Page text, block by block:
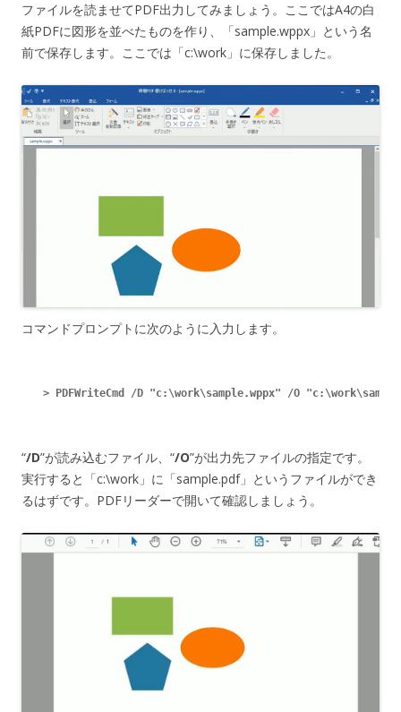
ファイルを読ませてPDF出力してみましょう。ここではA4の白
紙PDFに図形を並べたものを作り、「sample.wppx」という名
前で保存します。ここでは「c:\work」に保存しました。
コマンドプロンプトに次のように入力します。
> PDFWriteCmd /D "c:\work\sample.wppx" /O
“/D”が読み込むファイル、“/O”が出力先ファイルの指定です。
実行すると「c:\work」に「sample.pdf」というファイルができ
るはずです。PDFリーダーで開いて確認しましょう。